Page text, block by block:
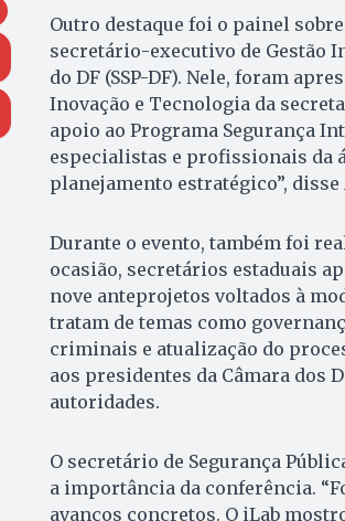
Outro destaque foi o painel
secretário-executivo de Gestão
do DF (SSP-DF). Nele, foram
Inovação e Tecnologia da
apoio ao Programa Segurança
especialistas e profissionais da
planejamento estratégico”, disse
Durante o evento, também foi
ocasião, secretários estaduais
nove anteprojetos voltados à
tratam de temas como
criminais e atualização do
aos presidentes da Câmara dos
autoridades.
O secretário de Segurança
a importância da conferência.
avanços concretos. O iLab